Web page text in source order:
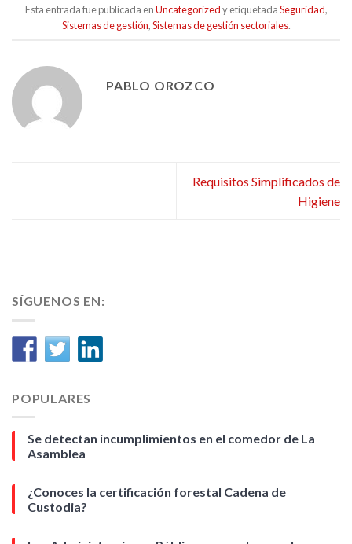
Esta entrada fue publicada enUncategorizedy etiquetadaSeguridad,
Sistemas de gestión,Sistemas de gestión sectoriales.
PABLO OROZCO
Requisitos Simplificados de
Higiene
SÍGUENOS EN:
POPULARES
Se detectan incumplimientos en el comedor de La
Asamblea
¿Conoces la certificación forestal Cadena de
Custodia?